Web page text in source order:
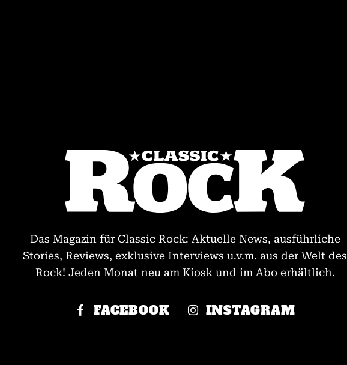
Das Magazin für Classic Rock: Aktuelle News, ausführliche
Stories, Reviews, exklusive Interviews u.v.m. aus der Welt des
Rock! Jeden Monat neu am Kiosk und im Abo erhältlich.
FACEBOOK INSTAGRAM